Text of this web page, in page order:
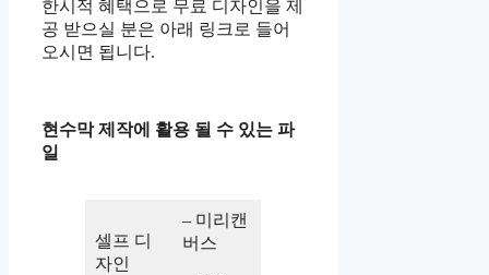
한시적 혜택으로 무료 디자인을 제
공 받으실 분은 아래 링크로 들어
오시면 됩니다.
현수막 제작에 활용 될 수 있는 파
일
셀프 디
자인
– 미리캔
버스